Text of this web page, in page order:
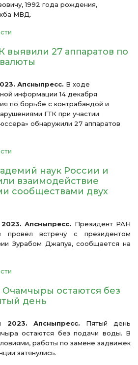
1992 года рождения,
МВД.
выявили 27 аппаратов по
Апсныпресс. В ходе
информации 14 декабря
по борьбе с контрабандой и
ГТК при участии
обнаружили 27 аппаратов
наук России и
взаимодействие
сообществами двух
Апсныпресс. Президент РАН
провёл встречу с президентом
Зурабом Джапуа, сообщается на
остаются без
день
2023. Апсныпресс. Пятый день
остаются без подачи воды. В
работы по замене задвижек
затянулись.